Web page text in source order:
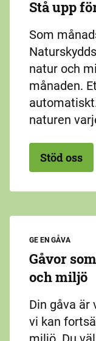
Stå upp
Som
natur och
månaden.
naturen
Stöd oss
GE EN GÅVA
Gåvor
och miljö
Din gåva
vi kan